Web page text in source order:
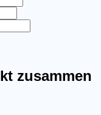
zusammen